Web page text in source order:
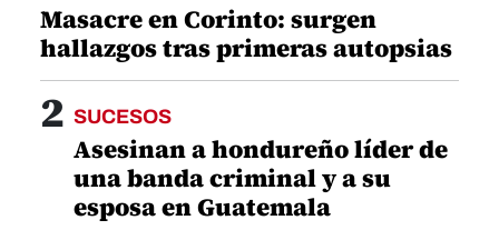
Masacre en Corinto: surgen
hallazgos tras primeras autopsias
2 SUCESOS
Asesinan a hondureño líder de
una banda criminal y a su
esposa en Guatemala